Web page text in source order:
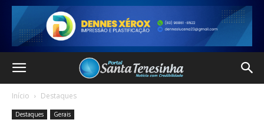
Início Destaques
Destaques Gerais